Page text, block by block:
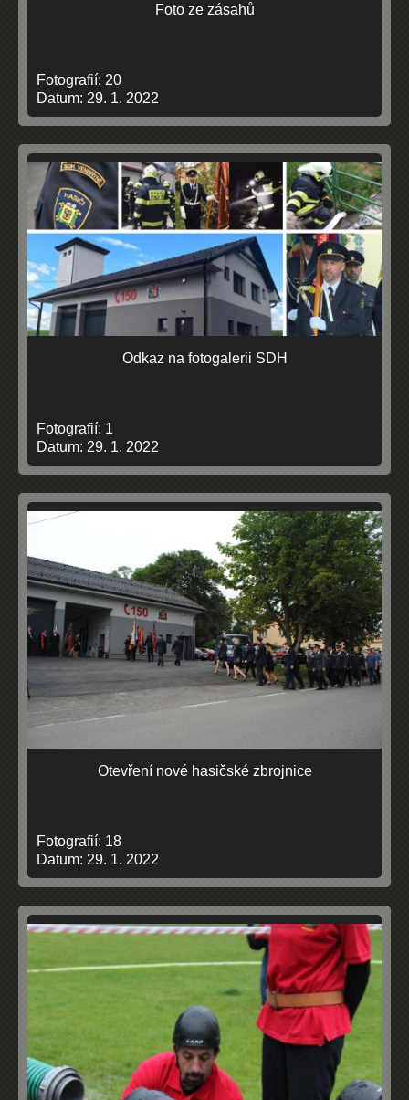
Foto ze zásahů
Fotografií: 20
Datum: 29. 1. 2022
Odkaz na fotogalerii SDH
Fotografií: 1
Datum: 29. 1. 2022
Otevření nové hasičské zbrojnice
Fotografií: 18
Datum: 29. 1. 2022